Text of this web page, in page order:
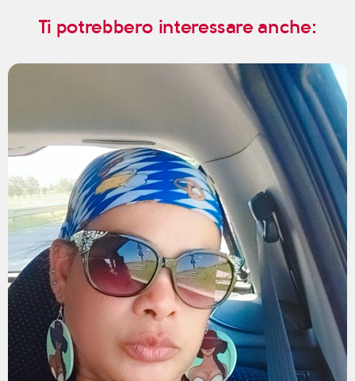
Ti potrebbero interessare anche: